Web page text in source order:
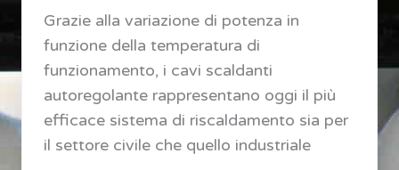
Grazie alla variazione di potenza in
funzione della temperatura di
funzionamento, i cavi scaldanti
autoregolante rappresentano oggi il più
efficace sistema di riscaldamento sia per
il settore civile che quello industriale